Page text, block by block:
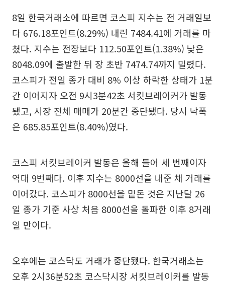
8일 한국거래소에 따르면 코스피 지수는 전 거래일보
다 676.18포인트(8.29%) 내린 7484.41에 거래를 마
쳤다. 지수는 전장보다 112.50포인트(1.38%) 낮은
8048.09에 출발한 뒤 장 초반 7474.74까지 밀렸다.
코스피가 전일 종가 대비 8% 이상 하락한 상태가 1분
간 이어지자 오전 9시3분42초 서킷브레이커가 발동
됐고, 시장 전체 매매가 20분간 중단됐다. 당시 낙폭
은 685.85포인트(8.40%)였다.
코스피 서킷브레이커 발동은 올해 들어 세 번째이자
역대 9번째다. 이후 지수는 8000선을 내준 채 거래를
이어갔다. 코스피가 8000선을 밑돈 것은 지난달 26
일 종가 기준 사상 처음 8000선을 돌파한 이후 8거래
일 만이다.
오후에는 코스닥도 거래가 중단됐다. 한국거래소는
오후 2시36분52초 코스닥시장 서킷브레이커를 발동